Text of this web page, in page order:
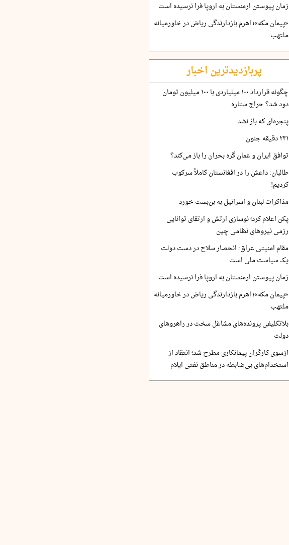
زمان پیوستن ارمنستان به اروپا فرا نرسیده است
«پیمان مکه»؛ اهرم بازدارندگی ریاض در خاورمیانه
ملتهب
پربازدیدترین اخبار
چگونه قرارداد ۱۰۰ میلیاردی با ۱۰۰ میلیون تومان
دود شد؟ حراج ستاره
پنجره‌ای که باز نشد
۲۴۱ دقیقه جنون
توافق ایران و عمان گره بحران را باز می‌کند؟
طالبان: داعش را در افغانستان کاملاً سرکوب
کردیم!
مذاکرات لبنان و اسرائیل به بن‌بست خورد
پکن اعلام کرد؛ نوسازی ارتش و ارتقای توانایی
رزمی نیروهای نظامی چین
مقام امنیتی عراق: انحصار سلاح در دست دولت
یک سیاست ملی است
زمان پیوستن ارمنستان به اروپا فرا نرسیده است
«پیمان مکه»؛ اهرم بازدارندگی ریاض در خاورمیانه
ملتهب
بلاتکلیفی پرونده‌های مشاغل سخت در راهروهای
دولت
ازسوی کارگران پیمانکاری مطرح شد؛ انتقاد از
استخدام‌های بی‌ضابطه در مناطق نفتی ایلام